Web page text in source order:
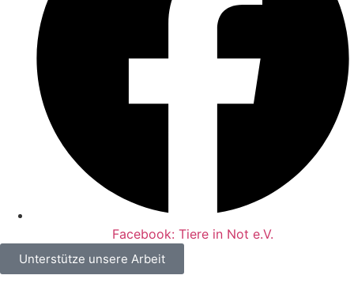
Facebook: Tiere in Not e.V.
Unterstütze unsere Arbeit